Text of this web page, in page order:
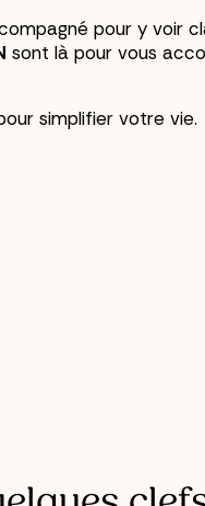
pour y voir
sont là pour vous
simplifier votre vie.
prouver votre